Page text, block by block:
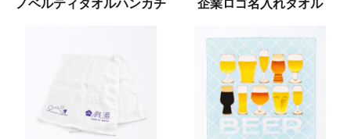
ノベルティタオルハンカチ 企業ロゴ名入れタオル